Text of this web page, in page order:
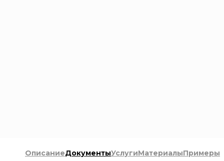
ОписаниеДокументыУслугиМатериалыПримеры